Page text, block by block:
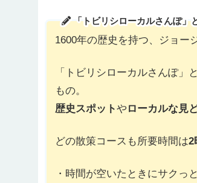
「トビリシローカルさんぽ」
1600年の歴史を持つ、ジョー
「トビリシローカルさんぽ」
もの。
歴史スポットや ローカルな見
どの散策コースも所要時間は2
・時間が空いたときにサクっ